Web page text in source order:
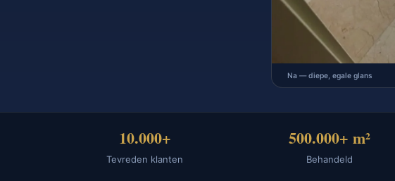
Na — diepe, egale glans
10.000+
Tevreden klanten
500.000+ m²
Behandeld